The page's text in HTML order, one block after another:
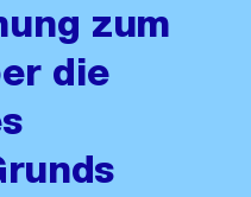
zum
die